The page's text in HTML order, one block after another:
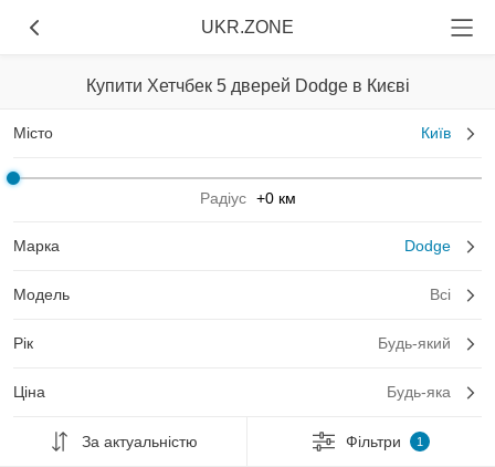
UKR.ZONE
Купити Хетчбек 5 дверей Dodge в Києві
Місто Київ
Радіус +0 км
Марка Dodge
Модель Всі
Рік Будь-який
Ціна Будь-яка
За актуальністю Фільтри 1